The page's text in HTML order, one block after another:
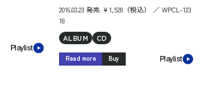
Playlist
2016.03.23 発売 ￥1,528（税込） ／ WPCL-123
18
ALBUM
CD
Read more Buy Playlist